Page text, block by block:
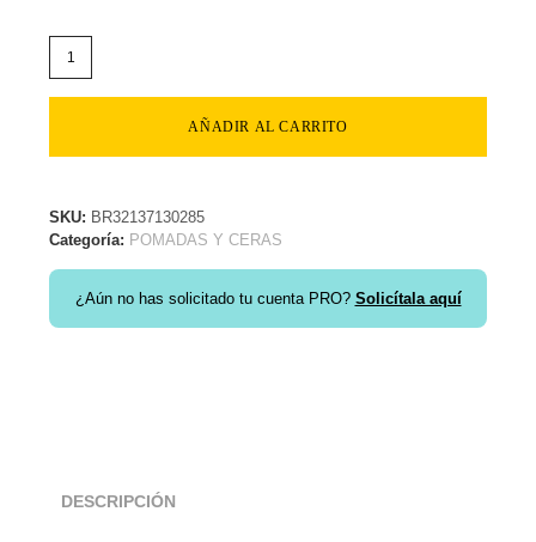
AÑADIR AL CARRITO
SKU: BR32137130285
Categoría: POMADAS Y CERAS
¿Aún no has solicitado tu cuenta PRO? Solicítala aquí
DESCRIPCIÓN